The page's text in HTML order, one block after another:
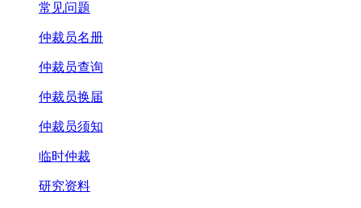
常见问题
仲裁员名册
仲裁员查询
仲裁员换届
仲裁员须知
临时仲裁
研究资料